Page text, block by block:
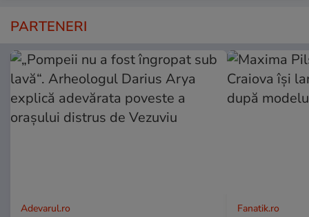
PARTENERI
Adevarul.ro Fanatik.ro